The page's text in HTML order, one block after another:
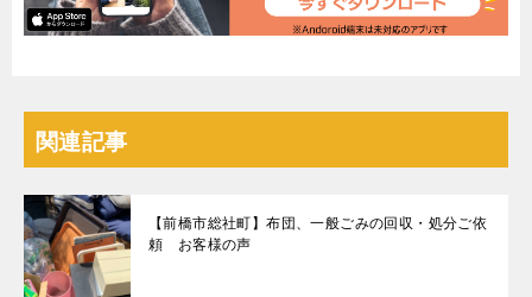
関連記事
【前橋市総社町】布団、一般ごみの回収・処分ご依
頼 お客様の声